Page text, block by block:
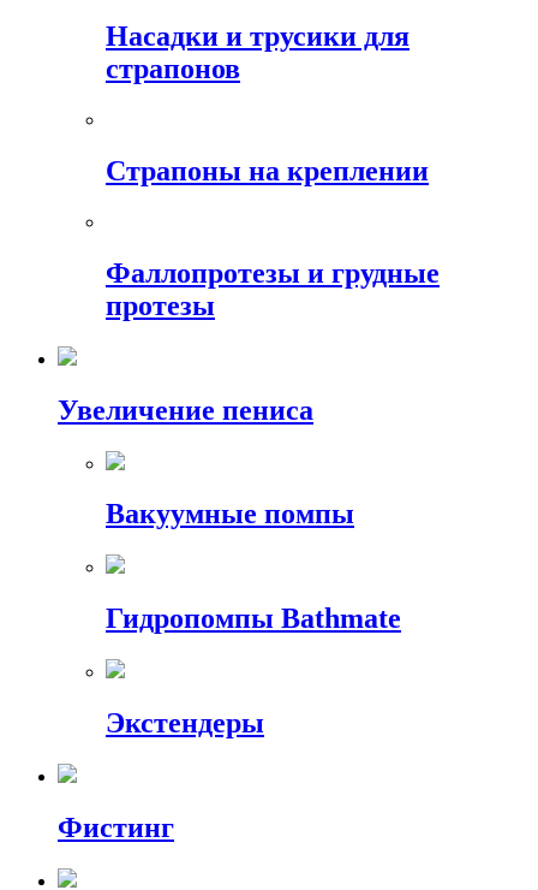
Насадки и трусики для
страпонов
Страпоны на креплении
Фаллопротезы и грудные
протезы
Увеличение пениса
Вакуумные помпы
Гидропомпы Bathmate
Экстендеры
Фистинг